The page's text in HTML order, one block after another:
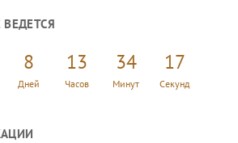
8
Дней
13
Часов
34
Минут
18
Секунд